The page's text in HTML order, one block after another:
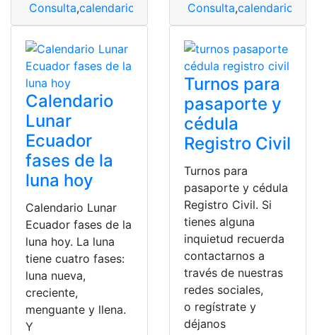
Consulta,calendario Calendario Lunar,fases,Fases de
Consulta,calendario
Calendario
Lunar
Ecuador
fases de la
luna hoy
Calendario Lunar
Ecuador fases de la
luna hoy. La luna
tiene cuatro fases:
luna nueva,
creciente,
menguante y llena.
Y
Turnos para
pasaporte y
cédula
Registro Civil
Turnos para
pasaporte y cédula
Registro Civil. Si
tienes alguna
inquietud recuerda
contactarnos a
través de nuestras
redes sociales,
o regístrate y
déjanos